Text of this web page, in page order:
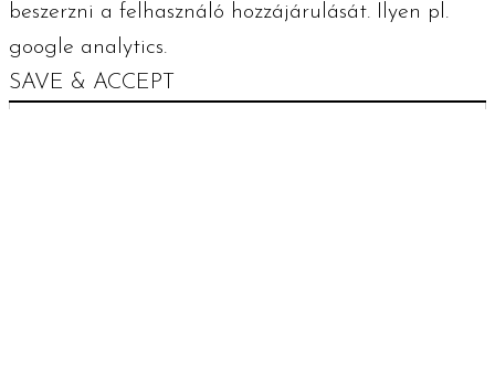
beszerzni a felhasználó hozzájárulását. Ilyen pl.
google analytics.
SAVE & ACCEPT